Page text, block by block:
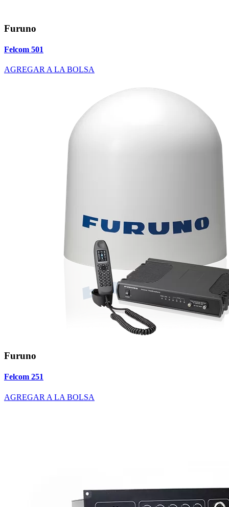
Furuno
Felcom 501
AGREGAR A LA BOLSA
Furuno
Felcom 251
AGREGAR A LA BOLSA